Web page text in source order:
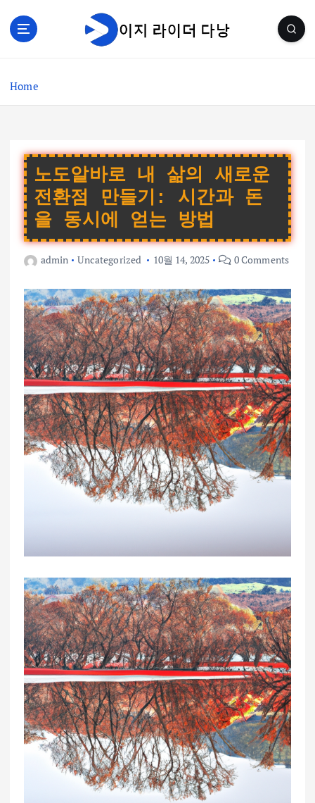
c
Home
노도알바로 내 삶의 새로운
전환점 만들기: 시간과 돈
을 동시에 얻는 방법
admin Uncategorized 10월 14, 2025 0 Comments